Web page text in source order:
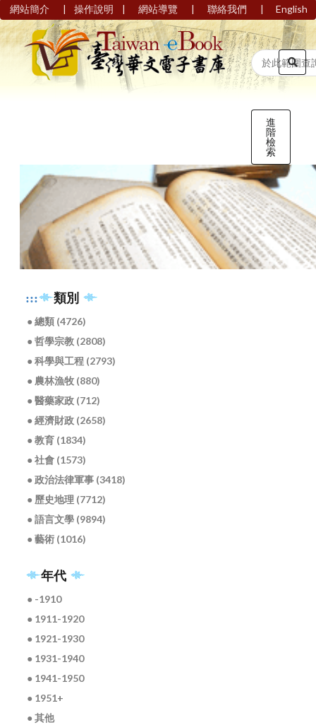
網站簡介 | 操作說明 | 網站導覽 | 聯絡我們 | English
進
階
檢
索
::: 類別
● 總類 (4726)
● 哲學宗教 (2808)
● 科學與工程 (2793)
● 農林漁牧 (880)
● 醫藥家政 (712)
● 經濟財政 (2658)
● 教育 (1834)
● 社會 (1573)
● 政治法律軍事 (3418)
● 歷史地理 (7712)
● 語言文學 (9894)
● 藝術 (1016)
年代
● -1910
● 1911-1920
● 1921-1930
● 1931-1940
● 1941-1950
● 1951+
● 其他